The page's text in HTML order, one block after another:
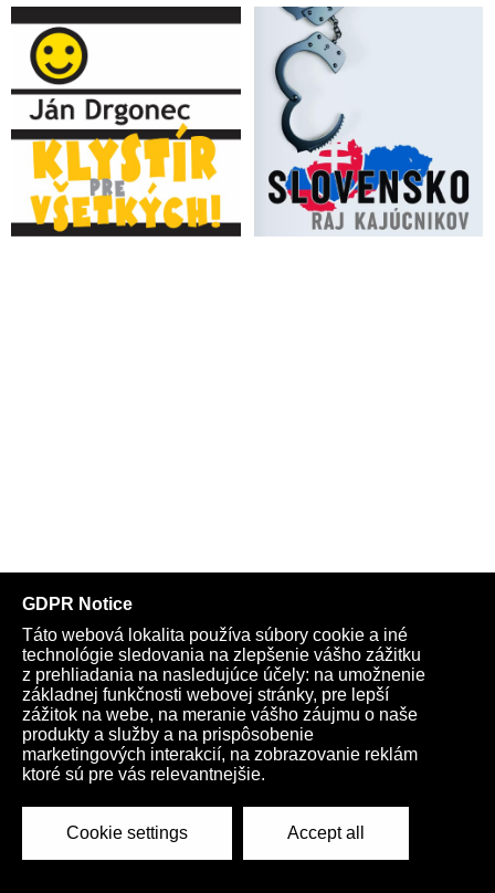
Kardio na každý týždeň: